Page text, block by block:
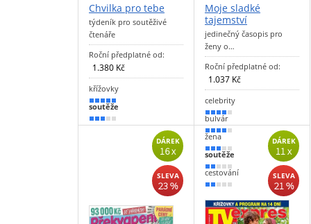
Chvilka pro tebe
týdeník pro soutěživé
čtenáře
Roční předplatné od:
1.380 Kč
křížovky
100 %
soutěže
60 %
Moje sladké
tajemství
jedinečný časopis pro
ženy o…
Roční předplatné od:
1.037 Kč
celebrity
80 %
bulvár
70 %
žena
50 %
soutěže
40 %
cestování
30 %
DÁREK
16 x
SLEVA
23 %
DÁREK
11 x
SLEVA
21 %